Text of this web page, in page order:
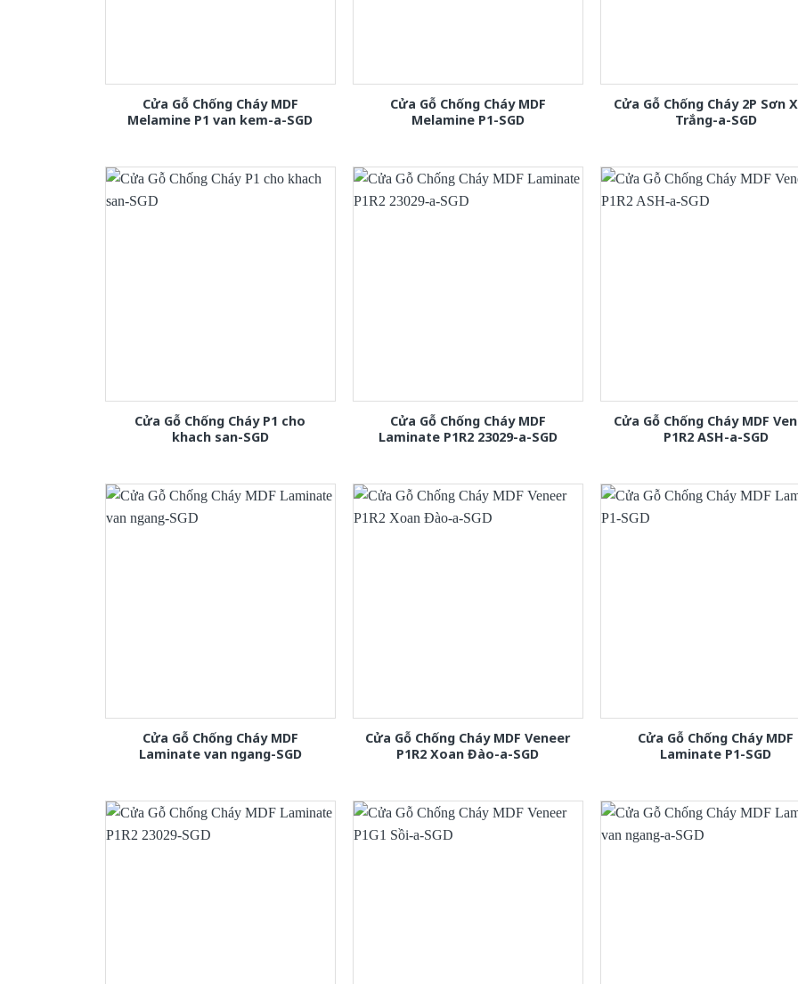
Cửa Gỗ Chống Cháy MDF
Melamine P1 van kem-a-SGD
Cửa Gỗ Chống Cháy MDF
Melamine P1-SGD
Cửa Gỗ Chống Cháy 2P Sơn
Trắng-a-SGD
Cửa Gỗ Chống Cháy P1 cho
khach san-SGD
Cửa Gỗ Chống Cháy MDF
Laminate P1R2 23029-a-SGD
Cửa Gỗ Chống Cháy MDF
P1R2 ASH-a-SGD
Cửa Gỗ Chống Cháy MDF
Laminate van ngang-SGD
Cửa Gỗ Chống Cháy MDF Veneer
P1R2 Xoan Đào-a-SGD
Cửa Gỗ Chống Cháy MDF
Laminate P1-SGD